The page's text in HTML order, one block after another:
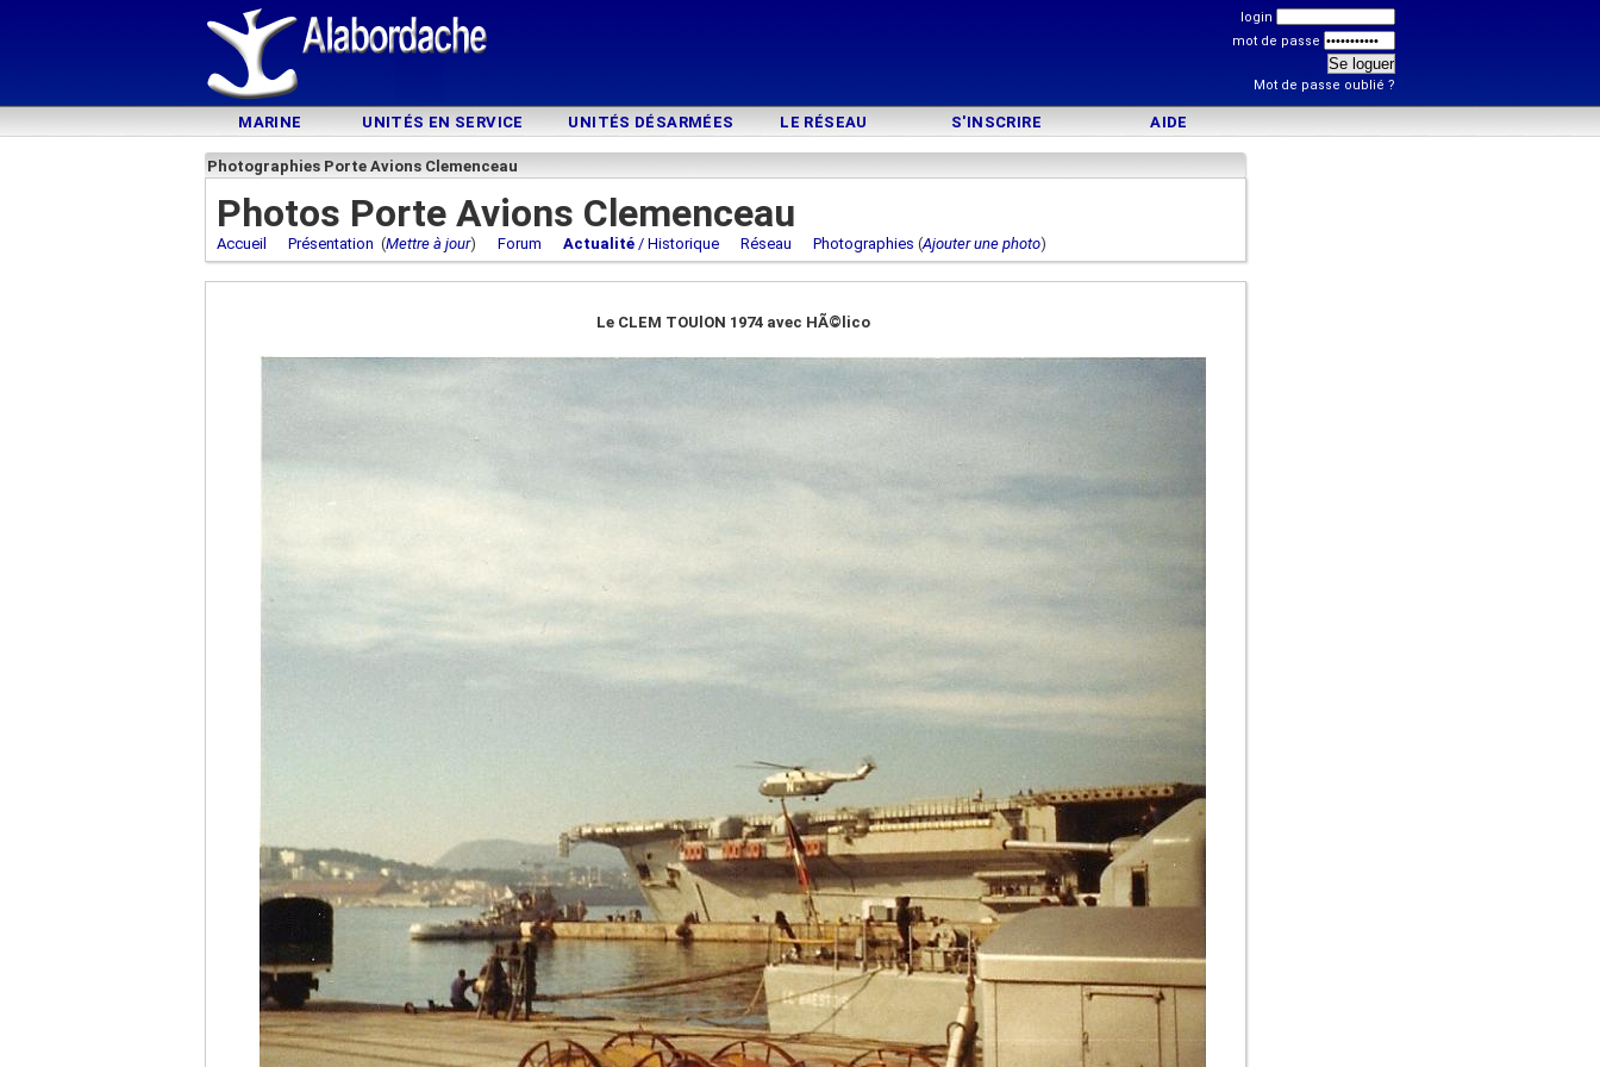
login
mot de passe
Mot de passe oublié ?
MARINE UNITÉS EN SERVICE UNITÉS DÉSARMÉES LE RÉSEAU S'INSCRIRE AIDE
Photographies Porte Avions Clemenceau
Photos Porte Avions Clemenceau
Accueil Présentation (Mettre à jour) Forum Actualité / Historique Réseau Photographies (Ajouter une photo)
Le CLEM TOUlON 1974 avec HÃ©lico